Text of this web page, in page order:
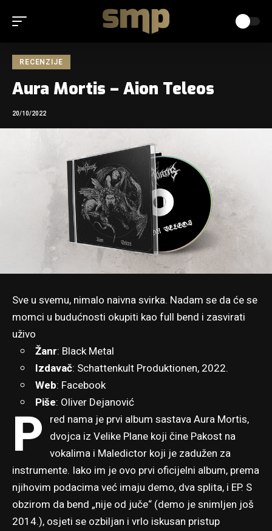
RECENZIJE
Aura Mortis – Aion Teleos
20/10/2022
Sve u svemu, nimalo naivna svirka. Nadam se da će se
momci u budućnosti okupiti kao full bend i zasvirati
uživo
Žanr: Black Metal
Izdavač: Schattenkult Produktionen, 2022.
Web: Facebook
Piše: Oliver Dejanović
P red nama je prvi album sastava Aura Mortis,
dvojca iz Velike Plane koji čine Pakost na
vokalima i Maledictor koji je zadužen za
instrumente. Iako im je ovo prvi oficijelni album, prema
njihovim podacima već imaju demo, dva splita, i EP. S
obzirom da bend „nije od juče“ (demo je snimljen još
2014.), osjeti se ozbiljan i vrlo iskusan pristup